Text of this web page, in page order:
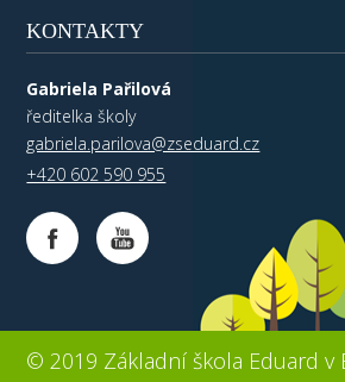
KONTAKTY
Gabriela Pařilová
ředitelka školy
gabriela.parilova@zseduard.cz
+420 602 590 955
© 2019 Základní škola Eduard v